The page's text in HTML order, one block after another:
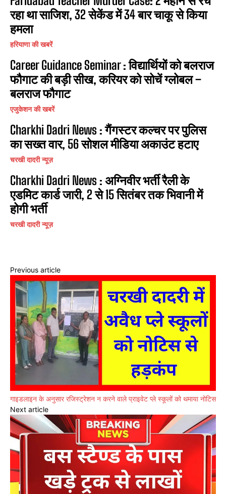
रहा था साजिश, 32 सेकेंड में 34 बार चाकू से किया
हमला
हरियाणा की खबरें
Career Guidance Seminar : विद्यार्थियों को बलराज
फौगाट की बड़ी सीख, करियर को सोचें ग्लोबल –
बलराज फौगाट
एजुकेशन की खबरें
Charkhi Dadri News : गैंगस्टर कल्चर पर पुलिस
का सख्त वार, 56 सोशल मीडिया अकाउंट हटाए
चरखी दादरी न्यूज़
Charkhi Dadri News : अग्निवीर भर्ती रैली के
एडमिट कार्ड जारी, 2 से 15 सितंबर तक भिवानी में
होगी भर्ती
चरखी दादरी न्यूज़
Previous article
गाइडलाइन के अनुसार रजिस्ट्रेशन न करने वाले प्राइवेट प्ले स्कूलों को थमाया नोटिस
Next article